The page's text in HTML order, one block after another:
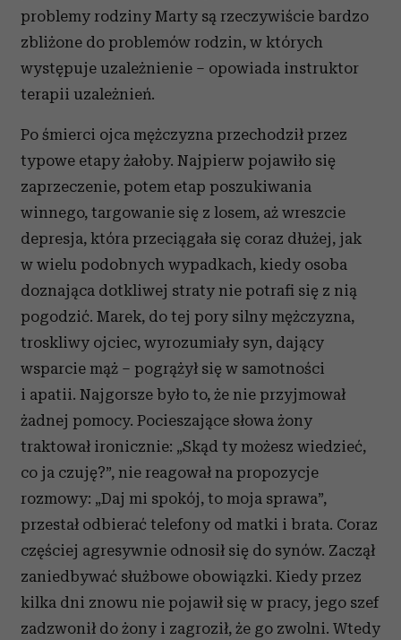
problemy rodziny Marty są rzeczywiście bardzo
zbliżone do problemów rodzin, w których
występuje uzależnienie – opowiada instruktor
terapii uzależnień.
Po śmierci ojca mężczyzna przechodził przez
typowe etapy żałoby. Najpierw pojawiło się
zaprzeczenie, potem etap poszukiwania
winnego, targowanie się z losem, aż wreszcie
depresja, która przeciągała się coraz dłużej, jak
w wielu podobnych wypadkach, kiedy osoba
doznająca dotkliwej straty nie potrafi się z nią
pogodzić. Marek, do tej pory silny mężczyzna,
troskliwy ojciec, wyrozumiały syn, dający
wsparcie mąż – pogrążył się w samotności
i apatii. Najgorsze było to, że nie przyjmował
żadnej pomocy. Pocieszające słowa żony
traktował ironicznie: „Skąd ty możesz wiedzieć,
co ja czuję?”, nie reagował na propozycje
rozmowy: „Daj mi spokój, to moja sprawa”,
przestał odbierać telefony od matki i brata. Coraz
częściej agresywnie odnosił się do synów. Zaczął
zaniedbywać służbowe obowiązki. Kiedy przez
kilka dni znowu nie pojawił się w pracy, jego szef
zadzwonił do żony i zagroził, że go zwolni. Wtedy